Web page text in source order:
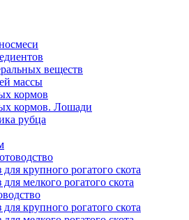
веществ
массы
кормов
кормов. Лошади
рубца
крупного рогатого скота
мелкого рогатого скота
крупного рогатого скота